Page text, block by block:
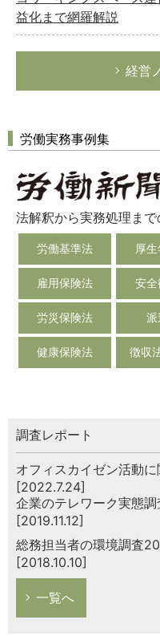
益化まで網羅解説
経営
労働実務事例集
法解釈から実務処理ま
労働基準法 厚
雇用保険法 安全
労災保険法 派
健康保険法 徴収
調査レポート
オフィスカイゼン活動
[2022.7.24]
企業のテレワーク実態
[2019.11.12]
総務担当者の環境調査
[2018.10.10]
一覧へ